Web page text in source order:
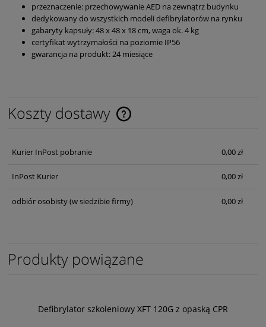
przeznaczenie: przechowywanie AED na zewnątrz budynku
dedykowany do wszystkich modeli defibrylatorów na rynku
gabaryty kapsuły: 48 x 48 x 18 cm, waga ok. 4 kg
certyfikat wytrzymałości na poziomie IP56
gwarancja na produkt: 24 miesiące
Koszty dostawy
Cena nie zawiera ewentualnych kosztów płatności
Kurier InPost pobranie 0,00 zł
InPost Kurier 0,00 zł
odbiór osobisty(w siedzibie firmy) 0,00 zł
Produkty powiązane
Defibrylator szkoleniowy XFT 120G z opaską CPR